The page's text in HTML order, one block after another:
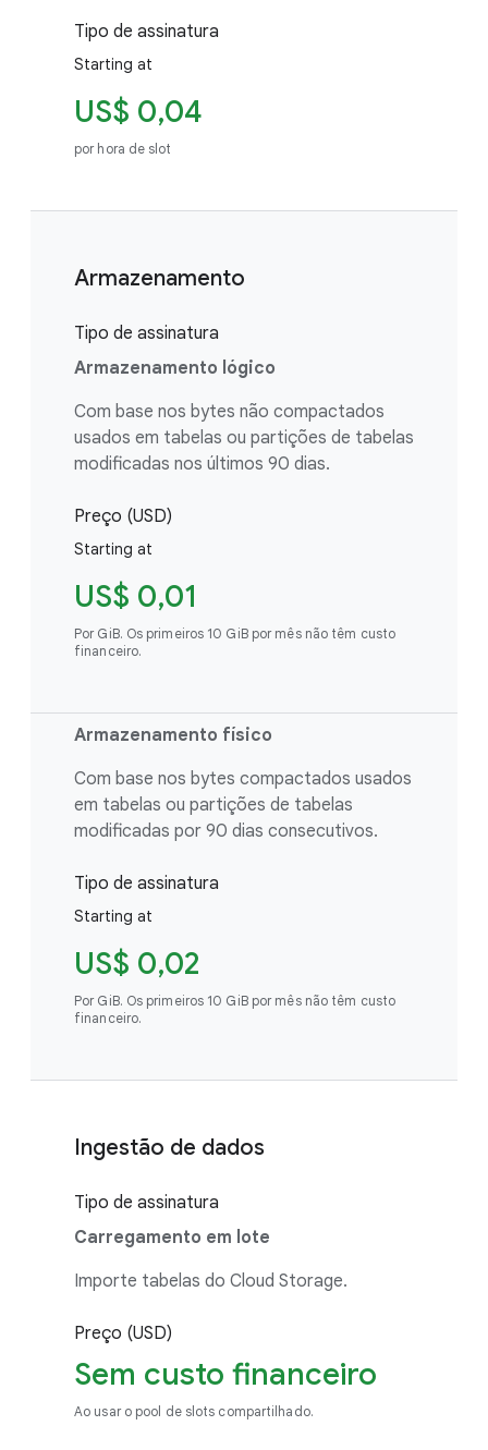
Tipo de assinatura
Starting at
US$ 0,04
por hora de slot
Armazenamento
Tipo de assinatura
Armazenamento lógico
Com base nos bytes não compactados
usados em tabelas ou partições de tabelas
modificadas nos últimos 90 dias.
Preço (USD)
Starting at
US$ 0,01
Por GiB. Os primeiros 10 GiB por mês não têm custo
financeiro.
Armazenamento físico
Com base nos bytes compactados usados
em tabelas ou partições de tabelas
modificadas por 90 dias consecutivos.
Tipo de assinatura
Starting at
US$ 0,02
Por GiB. Os primeiros 10 GiB por mês não têm custo
financeiro.
Ingestão de dados
Tipo de assinatura
Carregamento em lote
Importe tabelas do Cloud Storage.
Preço (USD)
Sem custo financeiro
Ao usar o pool de slots compartilhado.